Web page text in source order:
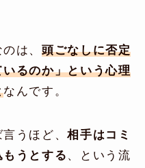
のは、頭ごなしに否定
るのか」という心理
なんです。
言うほど、相手はコミ
うとする 、という流